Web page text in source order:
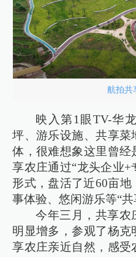
航拍共
映入第1眼TV-华
坪、游乐设施、共享菜
体，很难想象这里曾
享农庄通过“龙头企业
形式，盘活了近60亩
事体验、悠闲游乐等“共
今年三月，共享农
明显增多，参观了杨
享农庄亲近自然，感受